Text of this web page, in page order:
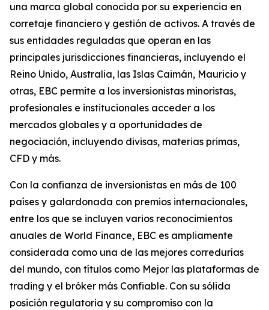
una marca global conocida por su experiencia en
corretaje financiero y gestión de activos. A través de
sus entidades reguladas que operan en las
principales jurisdicciones financieras, incluyendo el
Reino Unido, Australia, las Islas Caimán, Mauricio y
otras, EBC permite a los inversionistas minoristas,
profesionales e institucionales acceder a los
mercados globales y a oportunidades de
negociación, incluyendo divisas, materias primas,
CFD y más.
Con la confianza de inversionistas en más de 100
países y galardonada con premios internacionales,
entre los que se incluyen varios reconocimientos
anuales de World Finance, EBC es ampliamente
considerada como una de las mejores corredurías
del mundo, con títulos como Mejor las plataformas de
trading y el bróker más Confiable. Con su sólida
posición regulatoria y su compromiso con la